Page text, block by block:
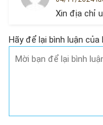
Xin địa chỉ
Hãy để lại bình luận của